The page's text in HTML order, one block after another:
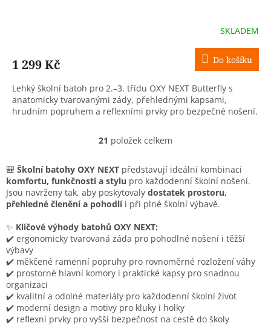
SKLADEM
1 299 Kč Do košíku
Lehký školní batoh pro 2.–3. třídu OXY NEXT Butterfly s
anatomicky tvarovanými zády, přehlednými kapsami,
hrudním popruhem a reflexními prvky pro bezpečné nošení.
O
l
á
d
a
í
p
v
k
v
ý
p
21 položek celkem
🎒 Školní batohy OXY NEXT představují ideální kombinaci
komfortu, funkčnosti a stylu pro každodenní školní nošení.
Jsou navrženy tak, aby poskytovaly dostatek prostoru,
přehledné členění a pohodlíi při plné školní výbavě.
✨ Klíčové výhody batohů OXY NEXT:
✔️ ergonomicky tvarovaná záda pro pohodlné nošení i těžší
výbavy
✔️ měkčené ramenní popruhy pro rovnoměrné rozložení váhy
✔️ prostorné hlavní komory i praktické kapsy pro snadnou
organizaci
✔️ kvalitní a odolné materiály pro každodenní školní život
✔️ moderní design a motivy pro kluky i holky
✔️ reflexní prvky pro vyšší bezpečnost na cestě do školy